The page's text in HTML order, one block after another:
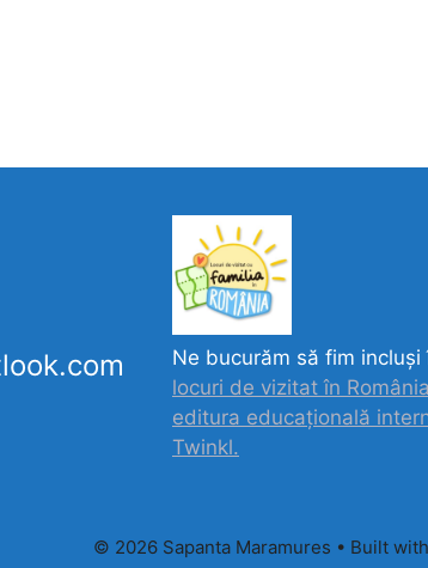
Ne bucurăm să fim incluși
locuri de vizitat în
editura educațională
Twinkl.
© 2026 Sapanta Maramures • Built with